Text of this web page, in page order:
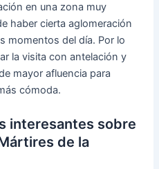
en una zona muy
haber cierta aglomeración
momentos del día. Por lo
la visita con antelación y
mayor afluencia para
cómoda.
interesantes sobre
de la